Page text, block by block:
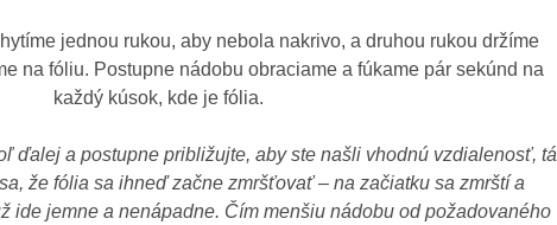
jednou rukou, aby nebola nakrivo, a druhou rukou držíme
na fóliu. Postupne nádobu obraciame a fúkame pár sekúnd na
každý kúsok, kde je fólia.
ďalej a postupne približujte, aby ste našli vhodnú vzdialenosť, tá
že fólia sa ihneď začne zmršťovať – na začiatku sa zmrští a
ide jemne a nenápadne. Čím menšiu nádobu od požadovaného